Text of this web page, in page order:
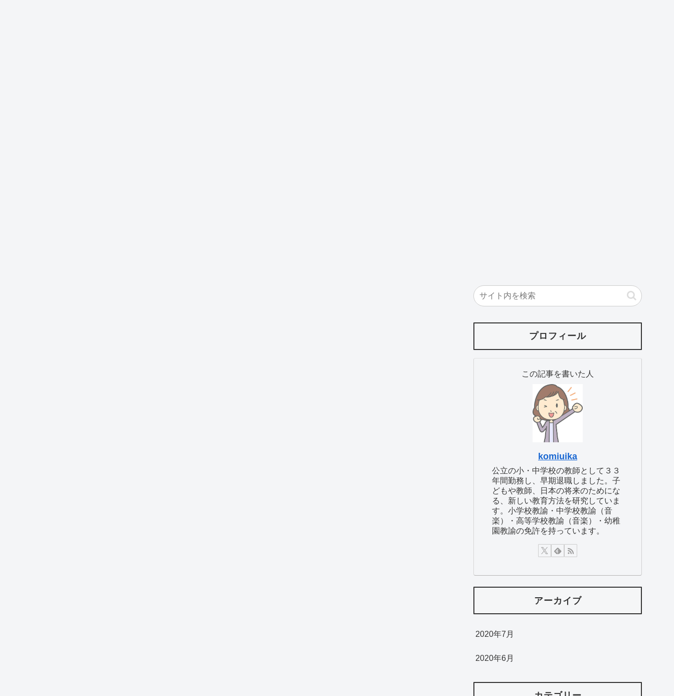
プロフィール
この記事を書いた人
komiuika
公立の小・中学校の教師として３３
年間勤務し、早期退職しました。子
どもや教師、日本の将来のためにな
る、新しい教育方法を研究していま
す。小学校教諭・中学校教諭（音
楽）・高等学校教諭（音楽）・幼稚
園教諭の免許を持っています。
アーカイブ
2020年7月
2020年6月